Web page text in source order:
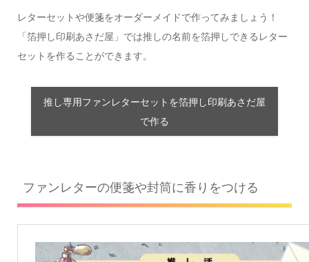
レターセットや便箋をオーダーメイドで作ってみましょう！
「箔押し印刷あさだ屋」では推しの名前を箔押しできるレター
セットを作ることができます。
推し専用ファンレターセットを箔押し印刷あさだ屋
で作る
ファンレターの便箋や封筒に香りをつける